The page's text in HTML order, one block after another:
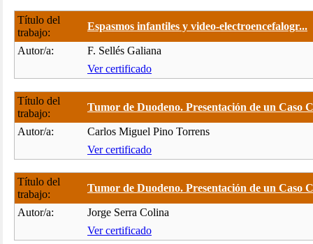
Título del
trabajo:
Espasmos infantiles y video-electroencefalogr...
Autor/a:
F. Sellés Galiana
Ver certificado
Título del
trabajo:
Tumor de Duodeno. Presentación de un Caso
Autor/a:
Carlos Miguel Pino Torrens
Ver certificado
Título del
trabajo:
Tumor de Duodeno. Presentación de un Caso
Autor/a:
Jorge Serra Colina
Ver certificado